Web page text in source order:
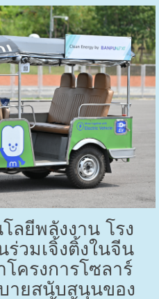
ลยีพลังงาน โรง
วมเจิ้งติ้งในจีน
ครงการโซลาร์
ายสนับสนุนของ